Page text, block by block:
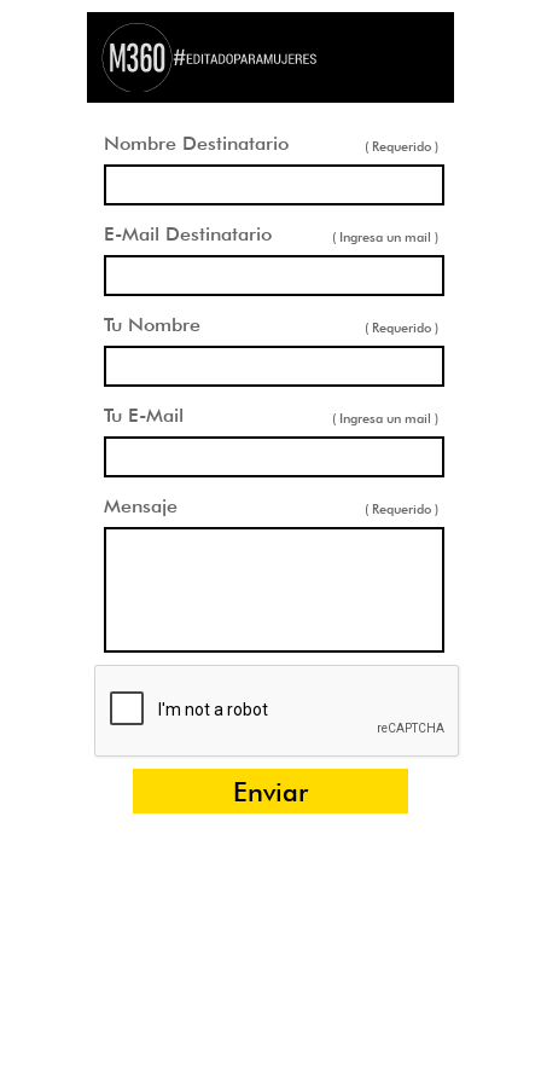
Nombre Destinatario ( Requerido )
E-Mail Destinatario ( Ingresa un mail )
Tu Nombre ( Requerido )
Tu E-Mail ( Ingresa un mail )
Mensaje ( Requerido )